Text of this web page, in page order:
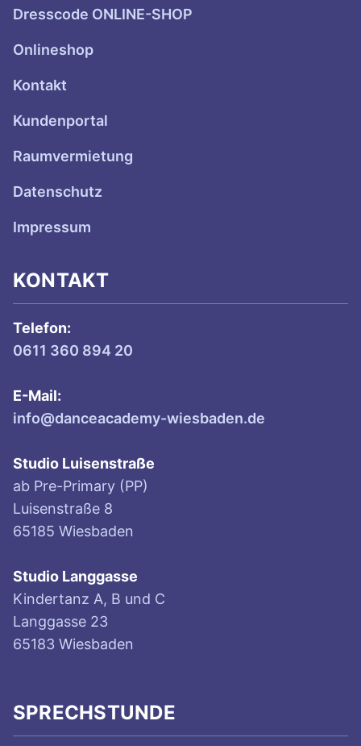
Dresscode ONLINE-SHOP
Onlineshop
Kontakt
Kundenportal
Raumvermietung
Datenschutz
Impressum
KONTAKT
Telefon:
0611 360 894 20
E-Mail:
info@danceacademy-wiesbaden.de
Studio Luisenstraße
ab Pre-Primary (PP)
Luisenstraße 8
65185 Wiesbaden
Studio Langgasse
Kindertanz A, B und C
Langgasse 23
65183 Wiesbaden
SPRECHSTUNDE